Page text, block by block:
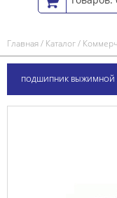
Главная/ Каталог/
ПОДШИПНИК ВЫЖИМНОЙ